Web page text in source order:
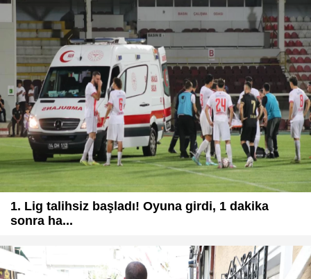
1. Lig talihsiz başladı! Oyuna girdi, 1 dakika
sonra ha...